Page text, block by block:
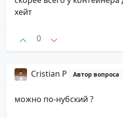
хейт
0
Cristian P Автор вопроса
можно по-нубский ?